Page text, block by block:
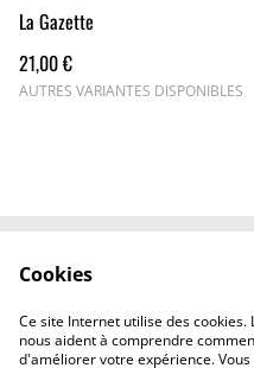
La Gazette
21,00 €
AUTRES VARIANTES DISPONIBLES
confidentialité
Cookies
Ce site Internet utilise des
nous aident à comprendre
d'améliorer votre expérience.